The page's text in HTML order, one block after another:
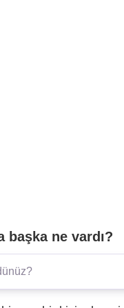
başka ne vardı?